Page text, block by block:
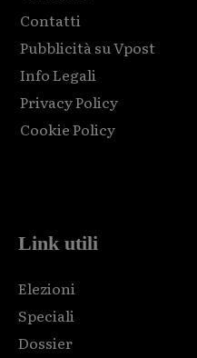
Contatti
Pubblicità su Vpost
Info Legali
Privacy Policy
Cookie Policy
Link utili
Elezioni
Speciali
Dossier